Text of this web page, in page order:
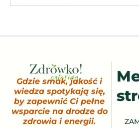
Gdzie smak, jakość i
wiedza spotykają się,
by zapewnić Ci pełne
wsparcie na drodze do
zdrowia i energii.